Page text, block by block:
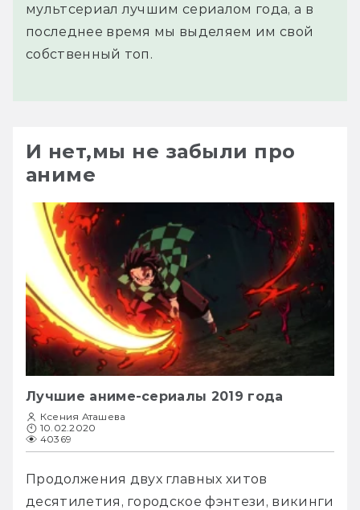
мультсериал лучшим сериалом года, а в
последнее время мы выделяем им свой
собственный топ.
И нет,мы не забыли про
аниме
Лучшие аниме-сериалы 2019 года
Ксения Аташева
10.02.2020
40369
Продолжения двух главных хитов
десятилетия, городское фэнтези, викинги